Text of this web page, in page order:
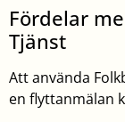
Fördelar
Tjänst
Att använda
en flyttanmälan